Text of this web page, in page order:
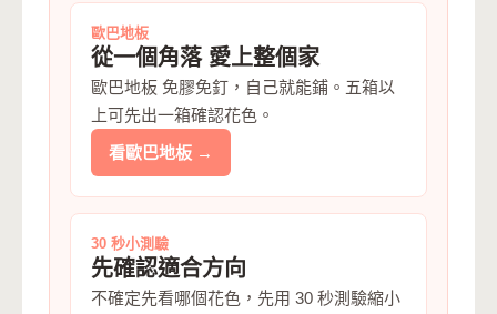
歐巴地板
從一個角落 愛上整個家
歐巴地板 免膠免釘，自己就能鋪。五箱以
上可先出一箱確認花色。
看歐巴地板 →
30 秒小測驗
先確認適合方向
不確定先看哪個花色，先用 30 秒測驗縮小